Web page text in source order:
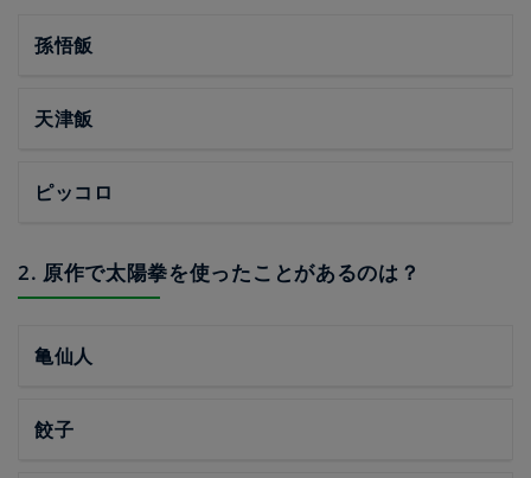
孫悟飯
天津飯
ピッコロ
2. 原作で太陽拳を使ったことがあるのは？
亀仙人
餃子